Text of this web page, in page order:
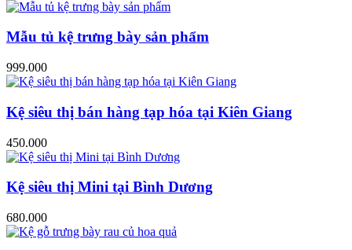
Mẫu tủ kệ trưng bày sản phẩm
999.000
Kệ siêu thị bán hàng tạp hóa tại Kiên Giang
450.000
Kệ siêu thị Mini tại Bình Dương
680.000